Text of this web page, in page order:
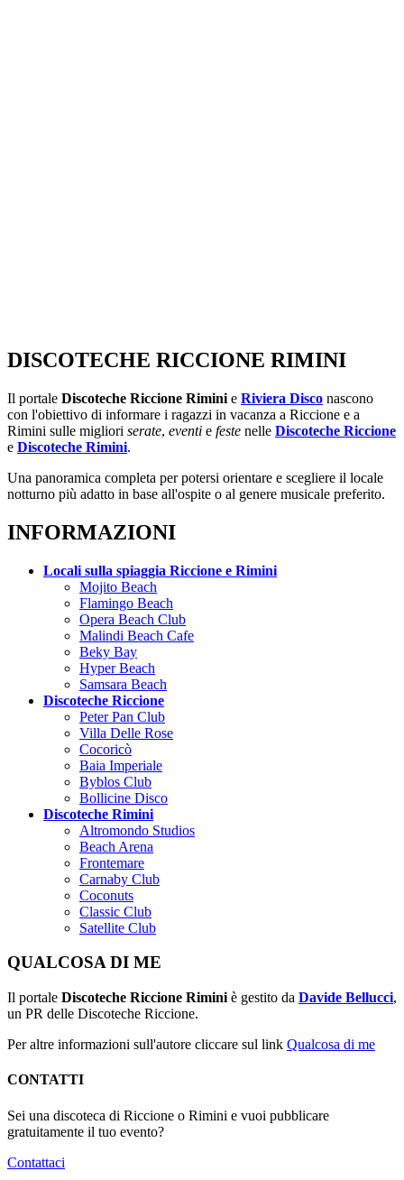
DISCOTECHE RICCIONE RIMINI
Il portale Discoteche Riccione Rimini e Riviera Disco nascono
con l'obiettivo di informare i ragazzi in vacanza a Riccione e a
Rimini sulle migliori serate, eventi e feste nelle Discoteche Riccione
e Discoteche Rimini.
Una panoramica completa per potersi orientare e scegliere il locale
notturno più adatto in base all'ospite o al genere musicale preferito.
INFORMAZIONI
Locali sulla spiaggia Riccione e Rimini
Mojito Beach
Flamingo Beach
Opera Beach Club
Malindi Beach Cafe
Beky Bay
Hyper Beach
Samsara Beach
Discoteche Riccione
Peter Pan Club
Villa Delle Rose
Cocoricò
Baia Imperiale
Byblos Club
Bollicine Disco
Discoteche Rimini
Altromondo Studios
Beach Arena
Frontemare
Carnaby Club
Coconuts
Classic Club
Satellite Club
QUALCOSA DI ME
Il portale Discoteche Riccione Rimini è gestito da Davide Bellucci,
un PR delle Discoteche Riccione.
Per altre informazioni sull'autore cliccare sul link Qualcosa di me
CONTATTI
Sei una discoteca di Riccione o Rimini e vuoi pubblicare
gratuitamente il tuo evento?
Contattaci